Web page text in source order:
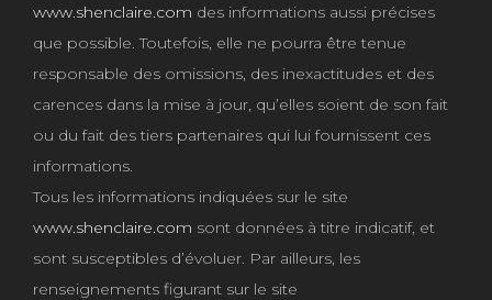
www.shenclaire.com des informations aussi précises
que possible. Toutefois, elle ne pourra être tenue
responsable des omissions, des inexactitudes et des
carences dans la mise à jour, qu’elles soient de son fait
ou du fait des tiers partenaires qui lui fournissent ces
informations.
Tous les informations indiquées sur le site
www.shenclaire.com sont données à titre indicatif, et
sont susceptibles d’évoluer. Par ailleurs, les
renseignements figurant sur le site